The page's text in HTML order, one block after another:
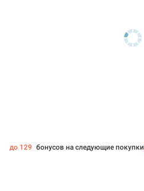
до 129 бонусов на следующие покупки